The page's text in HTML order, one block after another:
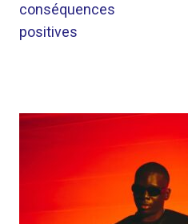
conséquences
positives